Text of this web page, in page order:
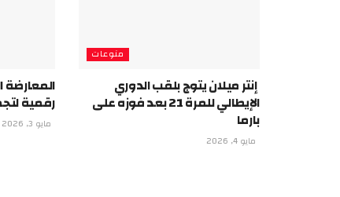
منوعات
إنتر ميلان يتوج بلقب الدوري
الإيطالي للمرة 21 بعد فوزه على
بارما
مايو 4, 2026
رقمية
مايو 3, 2026